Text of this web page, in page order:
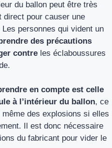
du ballon peut être très
direct pour causer une
personnes qui vident un
des précautions
contre les éclaboussures
en compte est celle
à l’intérieur du ballon, ce
des explosions si elles
Il est donc nécessaire
du fabricant pour vider le